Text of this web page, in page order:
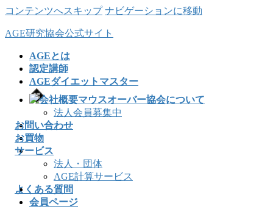
コンテンツへスキップ ナビゲーションに移動
AGE研究協会公式サイト
AGEとは
認定講師
AGEダイエットマスター
協会について
法人会員募集中
お問い合わせ
お買物
サービス
法人・団体
AGE計算サービス
よくある質問
会員ページ